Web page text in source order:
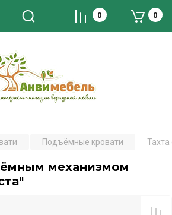
0 0
Подъёмные кровати
механизмом